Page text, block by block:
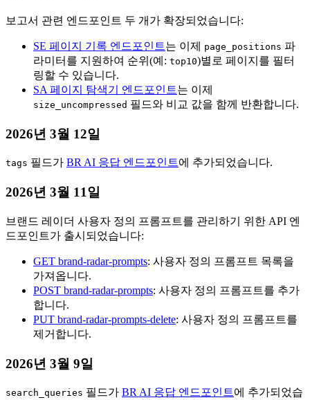
보고서 관련 엔드포인트 두 개가 확장되었습니다:
SE 페이지 기록 엔드포인트는 이제 page_positions 파
라미터를 지원하여 순위(예: top10)별로 페이지를 필터
링할 수 있습니다.
SA 페이지 탐색기 엔드포인트는 이제
size_uncompressed 필드와 비교 값을 함께 반환합니다.
2026년 3월 12일
tags 필드가 BR AI 응답 엔드포인트에 추가되었습니다.
2026년 3월 11일
브랜드 레이더 사용자 정의 프롬프트를 관리하기 위한 API 엔
드포인트가 출시되었습니다:
GET brand-radar-prompts: 사용자 정의 프롬프트 목록을
가져옵니다.
POST brand-radar-prompts: 사용자 정의 프롬프트를 추가
합니다.
PUT brand-radar-prompts-delete: 사용자 정의 프롬프트를
제거합니다.
2026년 3월 9일
search_queries 필드가 BR AI 응답 엔드포인트에 추가되었습